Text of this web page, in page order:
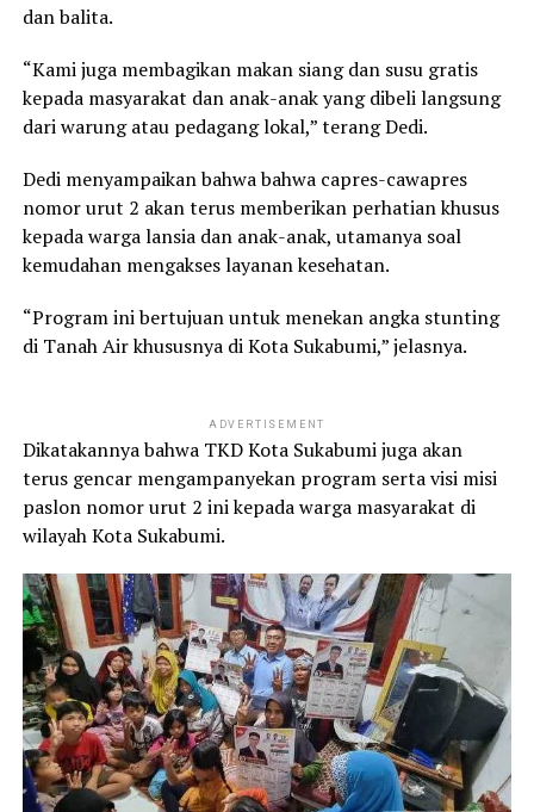
dan balita.
“Kami juga membagikan makan siang dan susu gratis
kepada masyarakat dan anak-anak yang dibeli langsung
dari warung atau pedagang lokal,” terang Dedi.
Dedi menyampaikan bahwa bahwa capres-cawapres
nomor urut 2 akan terus memberikan perhatian khusus
kepada warga lansia dan anak-anak, utamanya soal
kemudahan mengakses layanan kesehatan.
“Program ini bertujuan untuk menekan angka stunting
di Tanah Air khususnya di Kota Sukabumi,” jelasnya.
ADVERTISEMENT
Dikatakannya bahwa TKD Kota Sukabumi juga akan
terus gencar mengampanyekan program serta visi misi
paslon nomor urut 2 ini kepada warga masyarakat di
wilayah Kota Sukabumi.